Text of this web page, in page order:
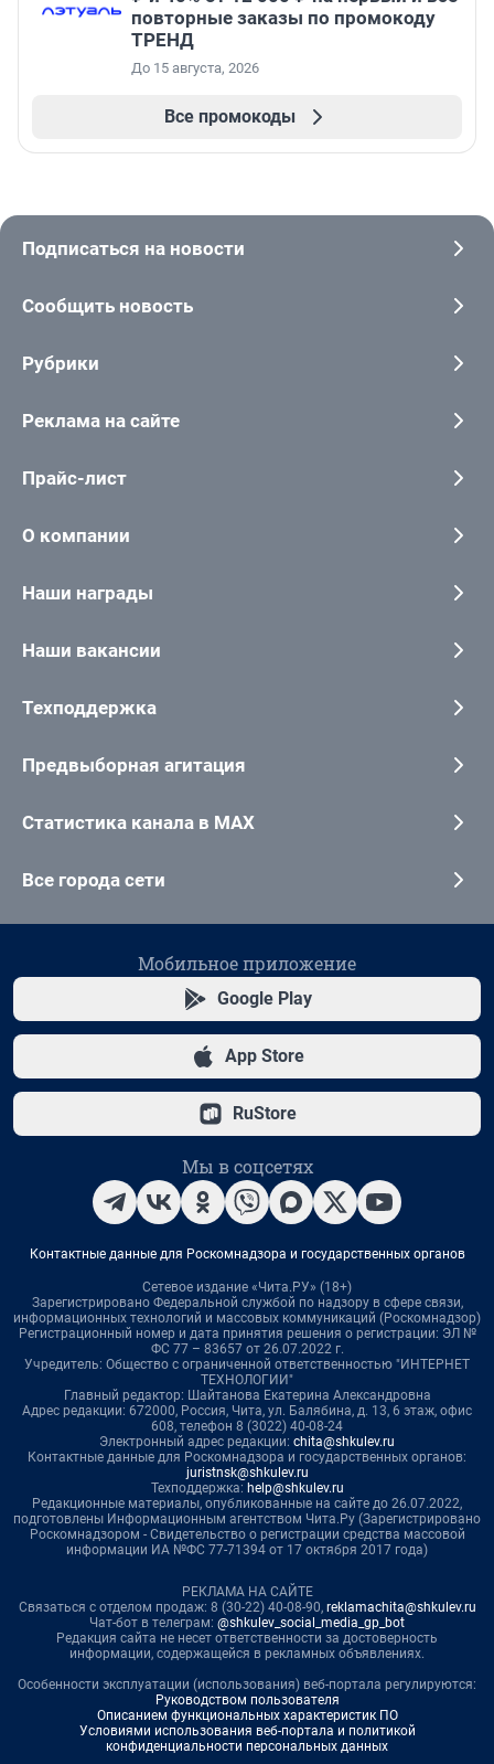
повторные заказы по промокоду
ТРЕНД
До 15 августа, 2026
Все промокоды
Подписаться на новости
Сообщить новость
Рубрики
Реклама на сайте
Прайс-лист
О компании
Наши награды
Наши вакансии
Техподдержка
Предвыборная агитация
Статистика канала в MAX
Все города сети
Мобильное приложение
Google Play
App Store
RuStore
Мы в соцсетях
Контактные данные для Роскомнадзора и государственных органов
Сетевое издание «Чита.РУ» (18+)
Зарегистрировано Федеральной службой по надзору в сфере связи,
информационных технологий и массовых коммуникаций (Роскомнадзор)
Регистрационный номер и дата принятия решения о регистрации: ЭЛ №
ФС 77 – 83657 от 26.07.2022 г.
Учредитель: Общество с ограниченной ответственностью "ИНТЕРНЕТ
ТЕХНОЛОГИИ"
Главный редактор: Шайтанова Екатерина Александровна
Адрес редакции: 672000, Россия, Чита, ул. Балябина, д. 13, 6 этаж, офис
608, телефон 8 (3022) 40-08-24
Электронный адрес редакции: chita@shkulev.ru
Контактные данные для Роскомнадзора и государственных органов:
juristnsk@shkulev.ru
Техподдержка: help@shkulev.ru
Редакционные материалы, опубликованные на сайте до 26.07.2022,
подготовлены Информационным агентством Чита.Ру (Зарегистрировано
Роскомнадзором - Свидетельство о регистрации средства массовой
информации ИА №ФС 77-71394 от 17 октября 2017 года)
РЕКЛАМА НА САЙТЕ
Связаться с отделом продаж: 8 (30-22) 40-08-90, reklamachita@shkulev.ru
Чат-бот в телеграм: @shkulev_social_media_gp_bot
Редакция сайта не несет ответственности за достоверность
информации, содержащейся в рекламных объявлениях.
Особенности эксплуатации (использования) веб-портала регулируются:
Руководством пользователя
Описанием функциональных характеристик ПО
Условиями использования веб-портала и политикой
конфиденциальности персональных данных